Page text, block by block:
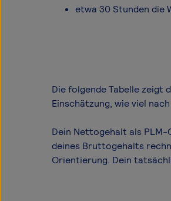
etwa 30 Stunden die
Die folgende Tabelle zeigt
Einschätzung, wie viel
Dein Nettogehalt als
deines Bruttogehalts
Orientierung. Dein